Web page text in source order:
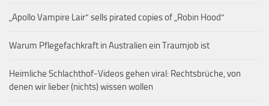
„Apollo Vampire Lair“ sells pirated copies of „Robin Hood“
Warum Pflegefachkraft in Australien ein Traumjob ist
Heimliche Schlachthof-Videos gehen viral: Rechtsbrüche, von
denen wir lieber (nichts) wissen wollen